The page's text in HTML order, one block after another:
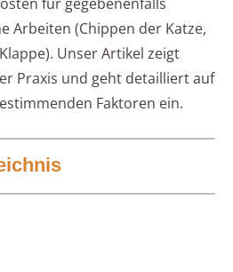
Arbeiten (Chippen der Katze,
Unser Artikel zeigt
Praxis und geht detailliert auf
Faktoren ein.